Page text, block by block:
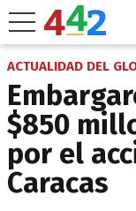
ACTUALIDAD DEL
$850
por el
Caracas